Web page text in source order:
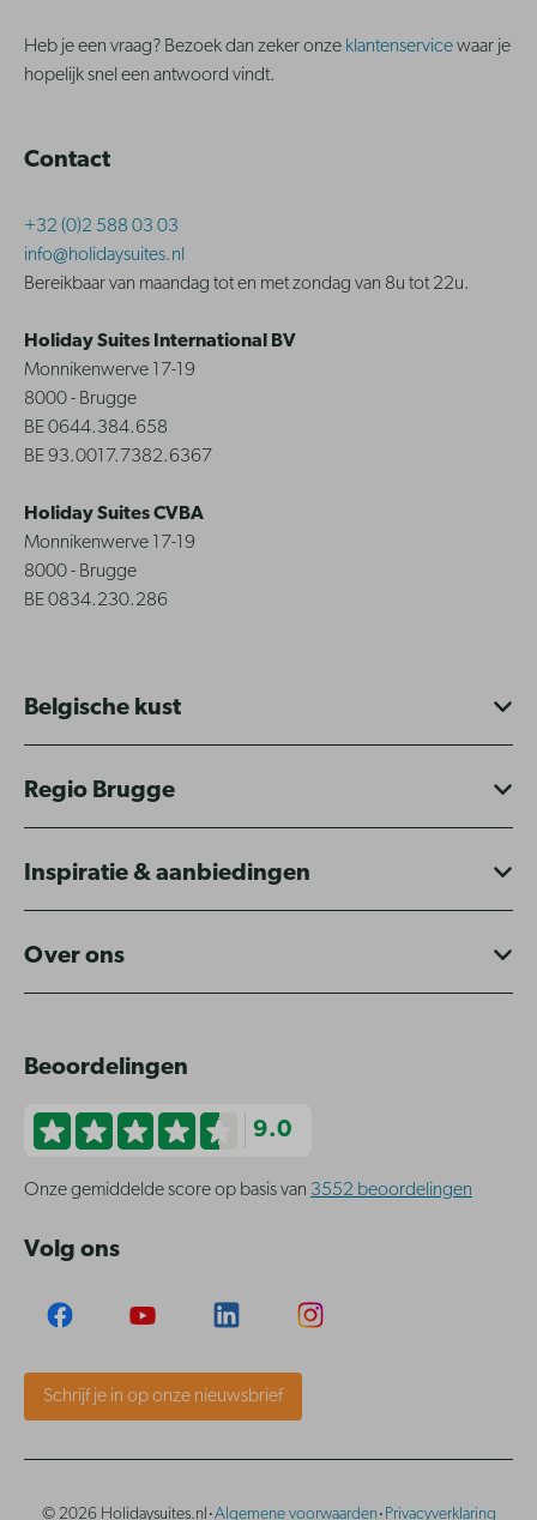
Heb je een vraag? Bezoek dan zeker onze klantenservicewaar je
hopelijk snel een antwoord vindt.
Contact
+32 (0)2 588 03 03
info@holidaysuites.nl
Bereikbaar van maandag tot en met zondag van 8u tot 22u.
Holiday Suites International BV
Monnikenwerve 17-19
8000 - Brugge
BE 0644.384.658
BE 93.0017.7382.6367
Holiday Suites CVBA
Monnikenwerve 17-19
8000 - Brugge
BE 0834.230.286
Belgische kust
Regio Brugge
Inspiratie & aanbiedingen
Over ons
Beoordelingen
9.0
Onze gemiddelde score op basis van 3552 beoordelingen
Volg ons
Schrijf je in op onze nieuwsbrief
© 2026 Holidaysuites.nl Algemene voorwaarden Privacyverklaring